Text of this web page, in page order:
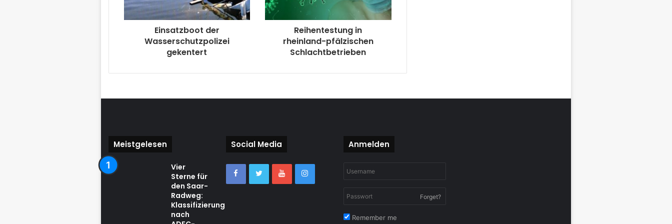
Einsatzboot der
Wasserschutzpolizei
gekentert
Reihentestung in
rheinland-pfälzischen
Schlachtbetrieben
Meistgelesen
Vier
Sterne für
den Saar-
Radweg:
Klassifizierung
nach
Social Media Anmelden
Forget?
Remember me